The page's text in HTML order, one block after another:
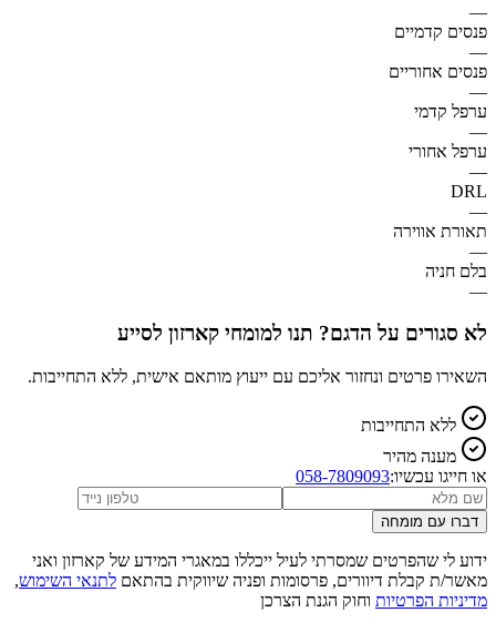
—
פנסים קדמיים
—
פנסים אחוריים
—
ערפל קדמי
—
ערפל אחורי
—
DRL
—
תאורת אווירה
—
בלם חניה
—
לא סגורים על הדגם? תנו למומחי קארזון לסייע
השאירו פרטים ונחזור אליכם עם ייעוץ מותאם אישית, ללא התחייבות.
ללא התחייבות
מענה מהיר
או חייגו עכשיו:058-7809093
דברו עם מומחה
ידוע לי שהפרטים שמסרתי לעיל ייכללו במאגרי המידע של קארזון ואני
מאשר/ת קבלת דיוורים, פרסומות ופניה שיווקית בהתאם לתנאי השימוש,
מדיניות הפרטיות וחוק הגנת הצרכן